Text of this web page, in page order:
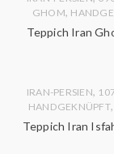
GHOM,
Teppich Iran
IRAN-PERSIEN,
HANDGEKNÜPFT,
Teppich Iran